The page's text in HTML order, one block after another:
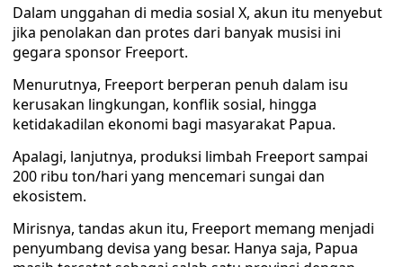
Dalam unggahan di media sosial X, akun itu menyebut
jika penolakan dan protes dari banyak musisi ini
gegara sponsor Freeport.
Menurutnya, Freeport berperan penuh dalam isu
kerusakan lingkungan, konflik sosial, hingga
ketidakadilan ekonomi bagi masyarakat Papua.
Apalagi, lanjutnya, produksi limbah Freeport sampai
200 ribu ton/hari yang mencemari sungai dan
ekosistem.
Mirisnya, tandas akun itu, Freeport memang menjadi
penyumbang devisa yang besar. Hanya saja, Papua